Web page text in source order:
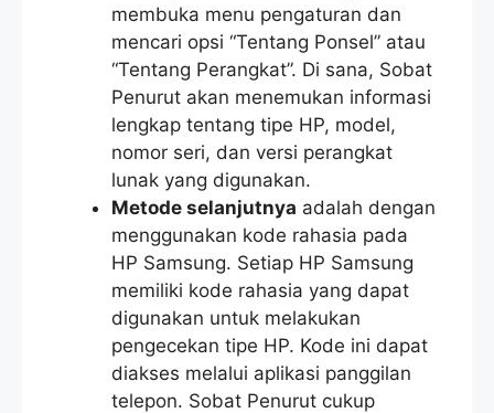
membuka menu pengaturan dan
mencari opsi “Tentang Ponsel” atau
“Tentang Perangkat”. Di sana, Sobat
Penurut akan menemukan informasi
lengkap tentang tipe HP, model,
nomor seri, dan versi perangkat
lunak yang digunakan.
Metode selanjutnya adalah dengan
menggunakan kode rahasia pada
HP Samsung. Setiap HP Samsung
memiliki kode rahasia yang dapat
digunakan untuk melakukan
pengecekan tipe HP. Kode ini dapat
diakses melalui aplikasi panggilan
telepon. Sobat Penurut cukup